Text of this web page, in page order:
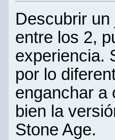
Descubrir
entre los 2,
experiencia.
por lo
enganchar a
bien la
Stone Age.